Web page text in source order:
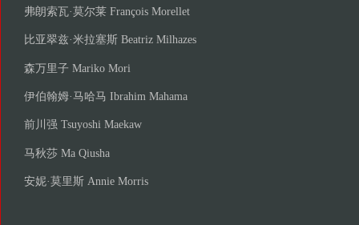
弗朗索瓦·莫尔莱 François Morellet
比亚翠兹·米拉塞斯 Beatriz Milhazes
森万里子 Mariko Mori
伊伯翰姆·马哈马 Ibrahim Mahama
前川强 Tsuyoshi Maekaw
马秋莎 Ma Qiusha
安妮·莫里斯 Annie Morris